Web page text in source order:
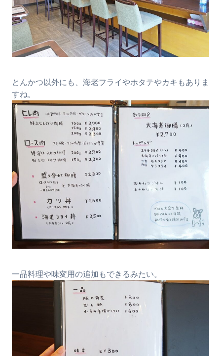
とんかつ以外にも、海老フライやホタテやカキもありま
すね。
一品料理や味変用の追加もできるみたい。